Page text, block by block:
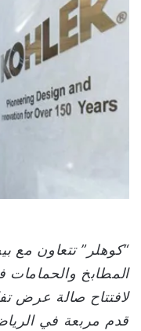
ب
ر
ي
ا
ر
ي
ا
“كوهلر” تتعاون مع
المطابخ والحمامات
لافتتاح صالة عرض
قدم مربعة في